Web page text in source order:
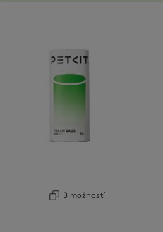
3 možností